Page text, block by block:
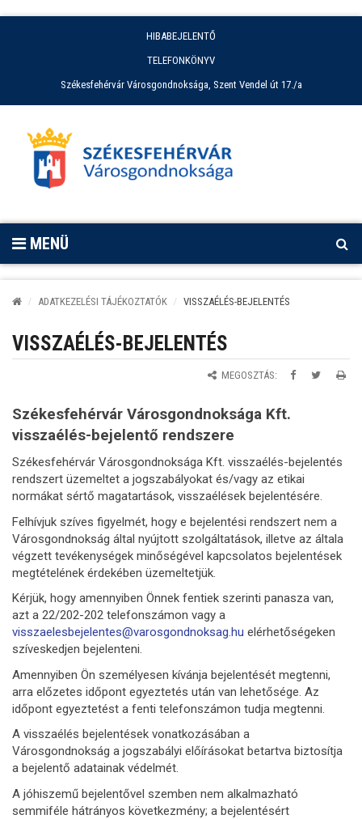
HIBABEJELENTŐ
TELEFONKÖNYV
Székesfehérvár Városgondnoksága, Szent Vendel út 17./a
MENÜ
ADATKEZELÉSI TÁJÉKOZTATÓK VISSZAÉLÉS-BEJELENTÉS
VISSZAÉLÉS-BEJELENTÉS
MEGOSZTÁS:
Székesfehérvár Városgondnoksága Kft.
visszaélés-bejelentő rendszere
Székesfehérvár Városgondnoksága Kft. visszaélés-bejelentés
rendszert üzemeltet a jogszabályokat és/vagy az etikai
normákat sértő magatartások, visszaélések bejelentésére.
Felhívjuk szíves figyelmét, hogy e bejelentési rendszert nem a
Városgondnokság által nyújtott szolgáltatások, illetve az általa
végzett tevékenységek minőségével kapcsolatos bejelentések
megtételének érdekében üzemeltetjük.
Kérjük, hogy amennyiben Önnek fentiek szerinti panasza van,
azt a 22/202-202 telefonszámon vagy a
visszaelesbejelentes@varosgondnoksag.hu elérhetőségeken
szíveskedjen bejelenteni.
Amennyiben Ön személyesen kívánja bejelentését megtenni,
arra előzetes időpont egyeztetés után van lehetősége. Az
időpont egyeztetést a fenti telefonszámon tudja megtenni.
A visszaélés bejelentések vonatkozásában a
Városgondnokság a jogszabályi előírásokat betartva biztosítja
a bejelentő adatainak védelmét.
A jóhiszemű bejelentővel szemben nem alkalmazható
semmiféle hátrányos következmény; a bejelentésért